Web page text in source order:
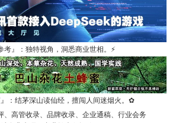
考』：独特视角，洞悉商业世相。 ⚡
：结茅深山读仙经，擅闯人间迷烟火。 ✿
、高管收录、品牌收录、企业通稿、行业会务